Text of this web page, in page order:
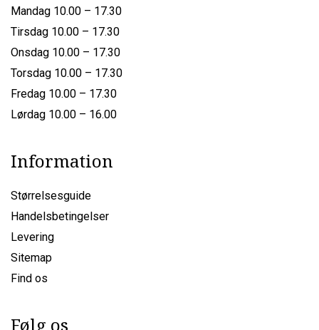
Mandag 10.00 – 17.30
Tirsdag 10.00 – 17.30
Onsdag 10.00 – 17.30
Torsdag 10.00 – 17.30
Fredag 10.00 – 17.30
Lørdag 10.00 – 16.00
Information
Størrelsesguide
Handelsbetingelser
Levering
Sitemap
Find os
Følg os